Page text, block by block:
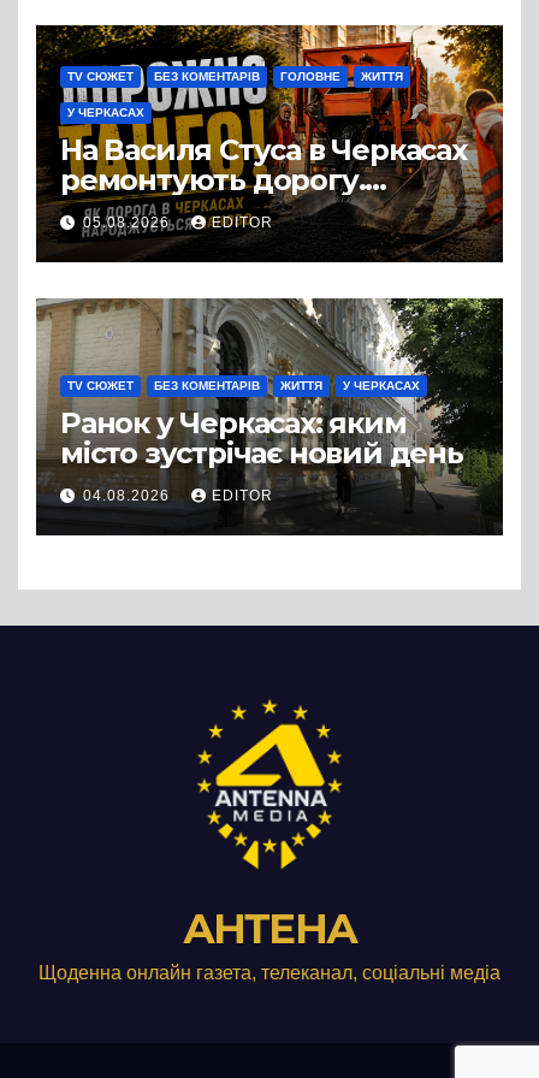
століть стоїть над Дніпром
TV СЮЖЕТ БЕЗ КОМЕНТАРІВ ГОЛОВНЕ ЖИТТЯ
У ЧЕРКАСАХ
На Василя Стуса в Черкасах
ремонтують дорогу.
Роботи ведуться на ділянці
від провулка Івана Сірка до
вулиці Надпільної
05.08.2026 EDITOR
TV СЮЖЕТ БЕЗ КОМЕНТАРІВ ЖИТТЯ У ЧЕРКАСАХ
Ранок у Черкасах: яким
місто зустрічає новий день
04.08.2026 EDITOR
АНТЕНА
Щоденна онлайн газета, телеканал, соціальні медіа